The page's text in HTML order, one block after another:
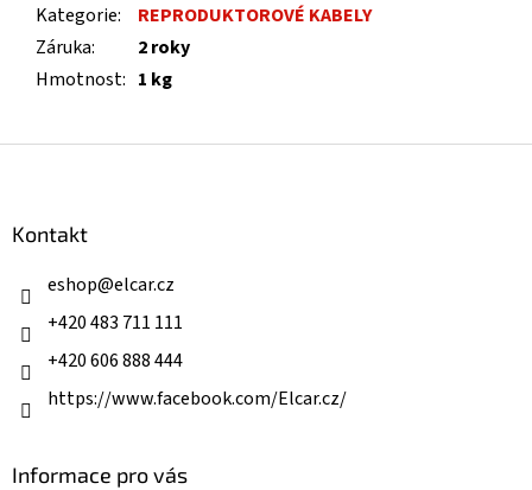
Kategorie:
REPRODUKTOROVÉ KABELY
Záruka:
2 roky
Hmotnost: 1 kg
Kontakt
eshop@elcar.cz
+420 483 711 111
+420 606 888 444
https://www.facebook.com/Elcar.cz/
Informace pro vás